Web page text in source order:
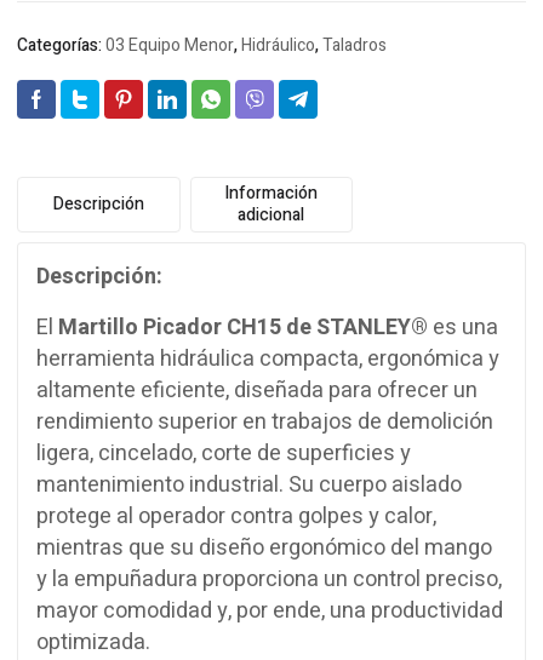
Categorías:03 Equipo Menor,Hidráulico,Taladros
Descripción
Información
adicional
Descripción:
El Martillo Picador CH15 de STANLEY® es una
herramienta hidráulica compacta, ergonómica y
altamente eficiente, diseñada para ofrecer un
rendimiento superior en trabajos de demolición
ligera, cincelado, corte de superficies y
mantenimiento industrial. Su cuerpo aislado
protege al operador contra golpes y calor,
mientras que su diseño ergonómico del mango
y la empuñadura proporciona un control preciso,
mayor comodidad y, por ende, una productividad
optimizada.